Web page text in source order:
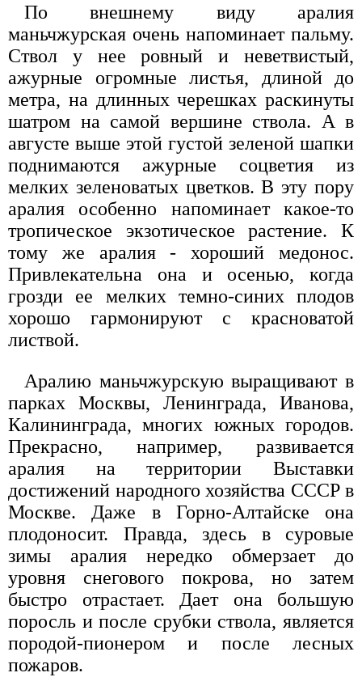
По внешнему виду аралия
маньчжурская очень напоминает пальму.
Ствол у нее ровный и неветвистый,
ажурные огромные листья, длиной до
метра, на длинных черешках раскинуты
шатром на самой вершине ствола. А в
августе выше этой густой зеленой шапки
поднимаются ажурные соцветия из
мелких зеленоватых цветков. В эту пору
аралия особенно напоминает какое-то
тропическое экзотическое растение. К
тому же аралия - хороший медонос.
Привлекательна она и осенью, когда
грозди ее мелких темно-синих плодов
хорошо гармонируют с красноватой
листвой.
Аралию маньчжурскую выращивают в
парках Москвы, Ленинграда, Иванова,
Калининграда, многих южных городов.
Прекрасно, например, развивается
аралия на территории Выставки
достижений народного хозяйства СССР в
Москве. Даже в Горно-Алтайске она
плодоносит. Правда, здесь в суровые
зимы аралия нередко обмерзает до
уровня снегового покрова, но затем
быстро отрастает. Дает она большую
поросль и после срубки ствола, является
породой-пионером и после лесных
пожаров.